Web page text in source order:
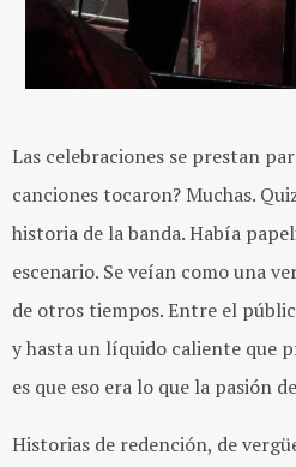
Las celebraciones se prestan
canciones tocaron? Muchas.
historia de la banda. Había
escenario. Se veían como una
de otros tiempos. Entre el
y hasta un líquido caliente que
es que eso era lo que la pasión
Historias de redención, de